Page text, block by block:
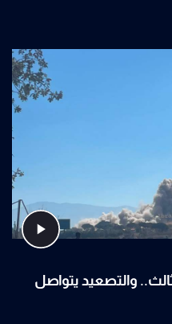
والتصعيد يتواصل